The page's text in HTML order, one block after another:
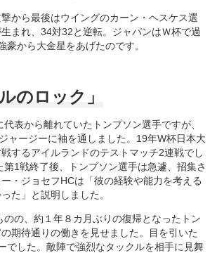
から最後はウイングのカーン・ヘスケス選
まれ、34対32と逆転。ジャパンはＷ杯で過
豪から大金星をあげたのです。
のロック」
表から離れていたトンプソン選手ですが、
ャージーに袖を通しました。19年W杯日本大
するアイルランドのテストマッチ2連戦でし
1戦終了後、トンプソン選手は急遽、招集さ
・ジョセフHCは「彼の経験や能力を考える
た」と説明しました。
の、約１年８カ月ぶりの復帰となったトン
期待通りの働きを見せました。目を引いた
でした。敵陣で強烈なタックルを相手に見舞